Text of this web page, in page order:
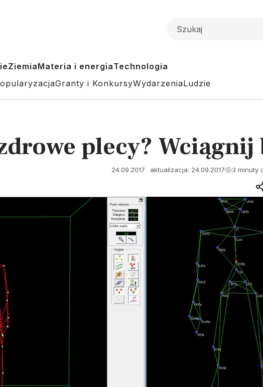
ZiemiaMateria i energiaTechnologia
Granty i KonkursyWydarzeniaLudzie
plecy?
24.09.2017 aktualizacja: 24.09.2017 3 minuty